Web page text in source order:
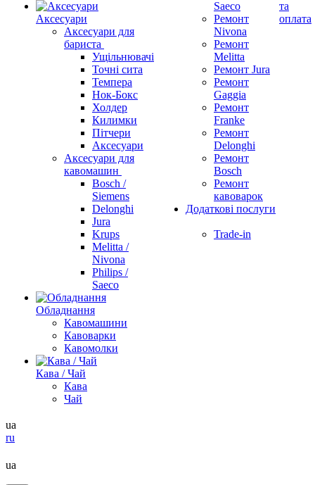
Аксесуари
Аксесуари для
бариста
Ущільнювачі
Точні сита
Темпера
Нок-Бокс
Холдер
Килимки
Пітчери
Аксесуари
Аксесуари для
кавомашин
Bosch /
Siemens
Delonghi
Jura
Krups
Melitta /
Nivona
Philips /
Saeco
Обладнання
Кавомашини
Кавоварки
Кавомолки
Кава / Чай
Кава
Чай
Saeco
Ремонт
Nivona
Ремонт
Melitta
Ремонт Jura
Ремонт
Gaggia
Ремонт
Franke
Ремонт
Delonghi
Ремонт
Bosch
Ремонт
кавоварок
Додаткові послуги
Trade-in
та
оплата
ua
ru
ua